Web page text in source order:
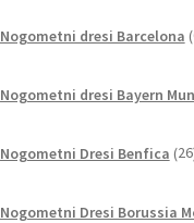
Nogometni dresi Barcelona
Nogometni dresi Bayern
Nogometni Dresi Benfica 26
Nogometni Dresi Borussia